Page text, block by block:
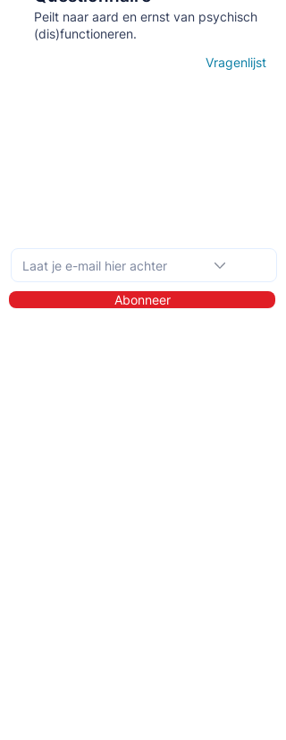
Peilt naar aard en ernst van psychisch
(dis)functioneren.
Vragenlijst
Abonneer